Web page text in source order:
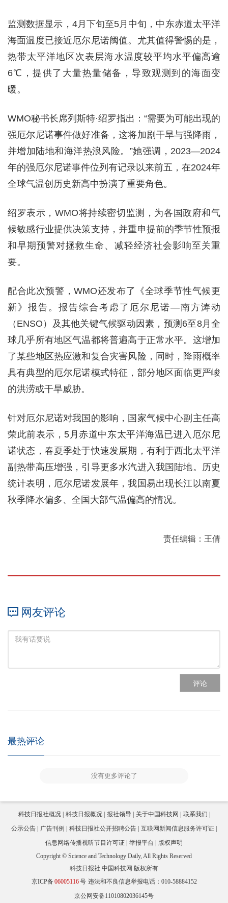
监测数据显示，4月下旬至5月中旬，中东赤道太平洋
海面温度已接近厄尔尼诺阈值。尤其值得警惕的是，
热带太平洋地区次表层海水温度较平均水平偏高逾
6℃，提供了大量热量储备，导致观测到的海面变
暖。
WMO秘书长席列斯特·绍罗指出：“需要为可能出现的
强厄尔尼诺事件做好准备，这将加剧干旱与强降雨，
并增加陆地和海洋热浪风险。”她强调，2023—2024
年的强厄尔尼诺事件位列有记录以来前五，在2024年
全球气温创历史新高中扮演了重要角色。
绍罗表示，WMO将持续密切监测，为各国政府和气
候敏感行业提供决策支持，并重申提前的季节性预报
和早期预警对拯救生命、减轻经济社会影响至关重
要。
配合此次预警，WMO还发布了《全球季节性气候更
新》报告。报告综合考虑了厄尔尼诺—南方涛动
（ENSO）及其他关键气候驱动因素，预测6至8月全
球几乎所有地区气温都将普遍高于正常水平。这增加
了某些地区热应激和复合灾害风险，同时，降雨概率
具有典型的厄尔尼诺模式特征，部分地区面临更严峻
的洪涝或干旱威胁。
针对厄尔尼诺对我国的影响，国家气候中心副主任高
荣此前表示，5月赤道中东太平洋海温已进入厄尔尼
诺状态，春夏季处于快速发展期，有利于西北太平洋
副热带高压增强，引导更多水汽进入我国陆地。历史
统计表明，厄尔尼诺发展年，我国易出现长江以南夏
秋季降水偏多、全国大部气温偏高的情况。
责任编辑：王倩
网友评论
评论
最热评论
没有更多评论了
科技日报社概况 科技日报概况 报社领导 关于中国科技网
联系我们
公示公告
广告刊例 科技日报社公开招聘公告
互联网新闻信息服务许可证
信息网络传播视听节目许可证
举报平台
版权声明
Copyright © Science and Technology Daily, All Rights Reserved
科技日报社 中国科技网 版权所有
京ICP备06005116号 违法和不良信息举报电话：010-58884152
京公网安备11010802036145号